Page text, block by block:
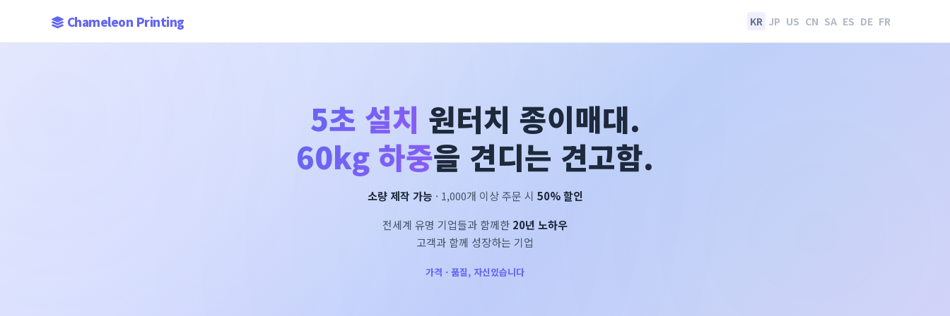
Chameleon Printing KR JP US CN SA ES DE FR
5초 설치 원터치 종이매대.
60kg 하중을 견디는 견고함.
소량 제작 가능 · 1,000개 이상 주문 시 50% 할인
전세계 유명 기업들과 함께한 20년 노하우
고객과 함께 성장하는 기업
가격 · 품질, 자신있습니다